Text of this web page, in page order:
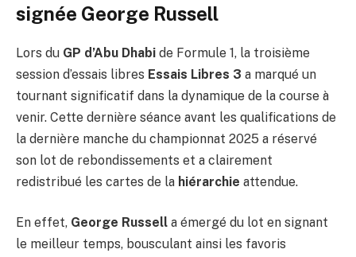
signée George Russell
Lors du GP d’Abu Dhabi de Formule 1, la troisième
session d’essais libres Essais Libres 3 a marqué un
tournant significatif dans la dynamique de la course à
venir. Cette dernière séance avant les qualifications de
la dernière manche du championnat 2025 a réservé
son lot de rebondissements et a clairement
redistribué les cartes de la hiérarchie attendue.
En effet, George Russell a émergé du lot en signant
le meilleur temps, bousculant ainsi les favoris